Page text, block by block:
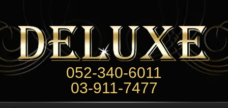
052-340-6011
03-911-7477